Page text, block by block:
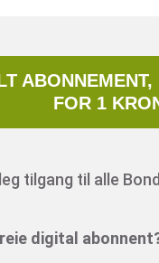
FOR 1
tilgang til alle
digital